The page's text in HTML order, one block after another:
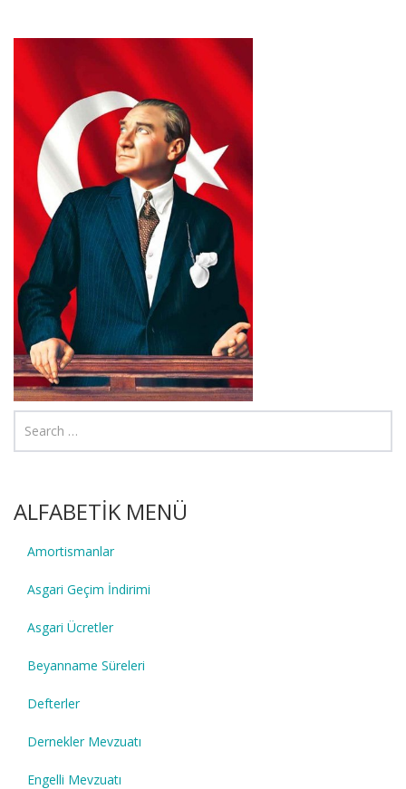
ALFABETİK MENÜ
Amortismanlar
Asgari Geçim İndirimi
Asgari Ücretler
Beyanname Süreleri
Defterler
Dernekler Mevzuatı
Engelli Mevzuatı